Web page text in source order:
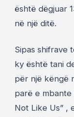
është dëgjuar
në një ditë.
Sipas shifrave
ky është tani
për një këngë
parë e mbante
Not Like Us” ,